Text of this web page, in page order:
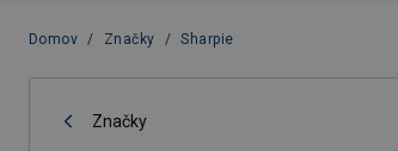
Domov / Značky / Sharpie
Značky